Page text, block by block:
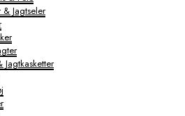
Jagtseler
Jagtkasketter